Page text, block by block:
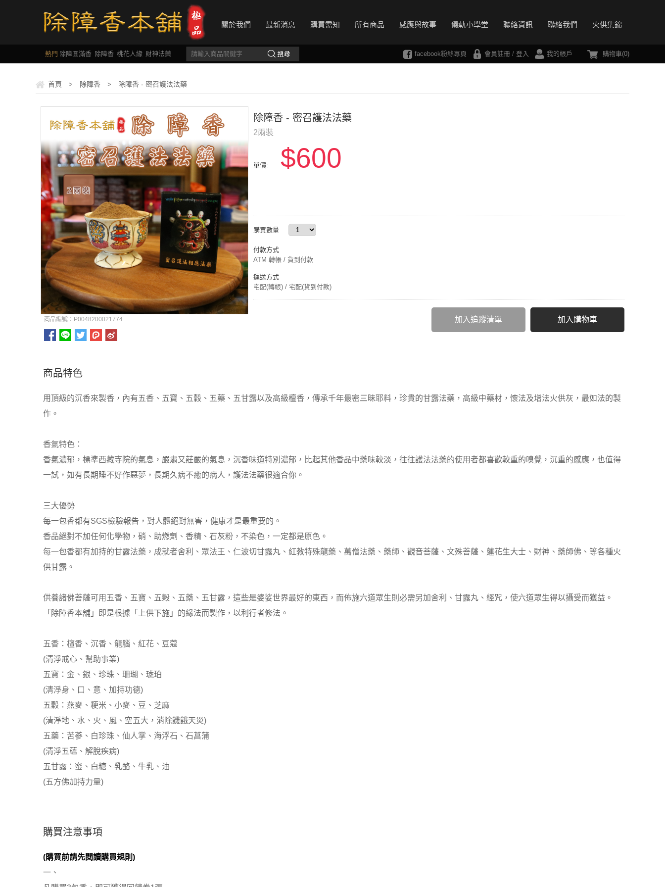
關於我們 最新消息 購買需知 所有商品 感應與故事 儀軌小學堂 聯絡資訊 聯絡我們 火供集錦
熱門 除障圓滿香 除障香 桃花人緣 財神法藥 facebook粉絲專頁 會員註冊 / 登入 我的帳戶 購物車(0)
首頁 > 除障香 > 除障香 - 密召護法法藥
商品編號：P0048200021774
除障香 - 密召護法法藥
2兩裝
單價: $600
購買數量
付款方式
ATM 轉帳 / 貨到付款
運送方式
宅配(轉帳) / 宅配(貨到付款)
加入購物車
加入追蹤清單
商品特色
用頂級的沉香來製香，內有五香、五寶、五穀、五藥、五甘露以及高級檀香，傳承千年最密三昧耶料，珍貴的甘露法藥，高級中藥材，懷法及增法火供灰，最如法的製
作。
香氣特色：
香氣濃郁，標準西藏寺院的氣息，嚴肅又莊嚴的氣息，沉香味道特別濃郁，比起其他香品中藥味較淡，往往護法法藥的使用者都喜歡較重的嗅覺，沉重的感應，也值得
一試，如有長期睡不好作惡夢，長期久病不癒的病人，護法法藥很適合你。
三大優勢
每一包香都有SGS檢驗報告，對人體絕對無害，健康才是最重要的。
香品絕對不加任何化學物，硝、助燃劑、香精、石灰粉，不染色，一定都是原色。
每一包香都有加持的甘露法藥，成就者舍利、眾法王、仁波切甘露丸、紅教特殊龍藥、萬僧法藥、藥師、觀音菩薩、文殊菩薩、蓮花生大士、財神、藥師佛、等各種火
供甘露。
供養諸佛菩薩可用五香、五寶、五榖、五藥、五甘露，這些是婆娑世界最好的東西，而佈施六道眾生則必需另加舍利、甘露丸、經咒，使六道眾生得以攝受而獲益。
「除障香本舖」即是根據「上供下施」的緣法而製作，以利行者修法。
五香：檀香、沉香、龍腦、紅花、豆蔻
(清淨戒心、幫助事業)
五寶：金、銀、珍珠、珊瑚、琥珀
(清淨身、口、意、加持功德)
五穀：燕麥、粳米、小麥、豆、芝麻
(清淨地、水、火、風、空五大，消除饑餓天災)
五藥：苦蔘、白珍珠、仙人掌、海浮石、石菖蒲
(清淨五蘊、解脫疾病)
五甘露：蜜、白糖、乳酪、牛乳、油
(五方佛加持力量)
購買注意事項
(購買前請先閱讀購買規則)
一、